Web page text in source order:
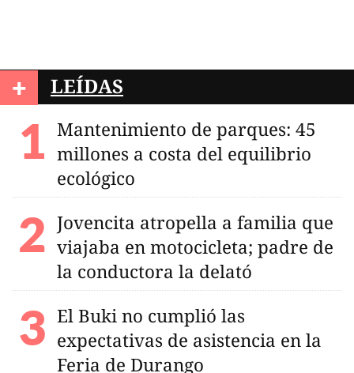
+ LEÍDAS
Mantenimiento de parques: 45
millones a costa del equilibrio
ecológico
Jovencita atropella a familia que
viajaba en motocicleta; padre de
la conductora la delató
El Buki no cumplió las
expectativas de asistencia en la
Feria de Durango